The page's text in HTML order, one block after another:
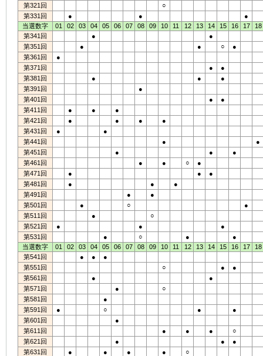
第321回
○
第331回
● ●
●
当選数字
01 02 03 04 05 06 07 08 09 10 11 12 13 14 15 16 17
18
第341回
●
●
第351回
● ● ○
●
第361回
●
第371回
●
●
第381回
● ●
●
第391回
●
第401回
●
●
第411回
● ●
●
第421回
● ● ●
●
第431回
●
●
第441回
●
●
第451回
● ●
●
第461回
● ● ○
●
第471回
● ●
●
第481回
● ●
●
第491回
●
●
第501回
● ○
●
第511回
●
○
第521回
● ●
●
第531回
● ○ ●
●
当選数字
01 02 03 04 05 06 07 08 09 10 11 12 13 14 15 16 17
18
第541回
● ●
●
第551回
○ ●
●
第561回
●
●
第571回
●
○
第581回
●
第591回
● ○ ●
●
第601回
●
第611回
● ● ●
○
第621回
● ●
●
第631回
● ● ● ●
○